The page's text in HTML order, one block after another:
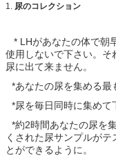
1. 尿のコレクション
* LHがあなたの体で朝
使用しないで下さい。
尿に出て来ません。
*あなたの尿を集める最
*尿を毎日同時に集めて
*約2時間あなたの尿を
くされた尿サンプルが
とができるように。